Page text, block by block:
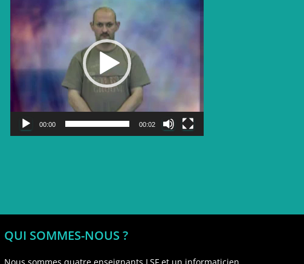
vidéo
00:00 00:02
QUI SOMMES-NOUS ?